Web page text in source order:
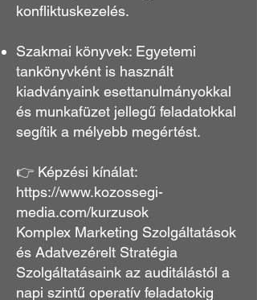
konfliktuskezelés.
Szakmai könyvek: Egyetemi
tankönyvként is használt
kiadványaink esettanulmányokkal
és munkafüzet jellegű feladatokkal
segítik a mélyebb megértést.
👉 Képzési kínálat:
https://www.kozossegi-
media.com/kurzusok
Komplex Marketing Szolgáltatások
és Adatvezérelt Stratégia
Szolgáltatásaink az auditálástól a
napi szintű operatív feladatokig